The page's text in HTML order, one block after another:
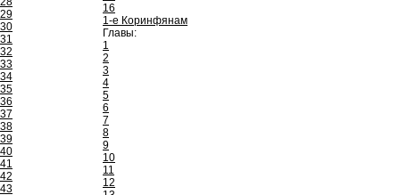
29
30
31
32
33
34
35
36
37
38
39
40
41
42
43
16
1-е Коринфянам
Главы:
1
2
3
4
5
6
7
8
9
10
11
12